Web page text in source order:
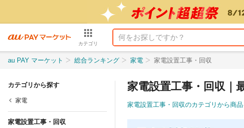
カテゴリ
au PAY マーケット 総合ランキング 家電 家電設置工事・回収
カテゴリから探す
家電
家電設置工事・回収
家電設置工事・回収｜
家電設置工事・回収のカテゴリから商